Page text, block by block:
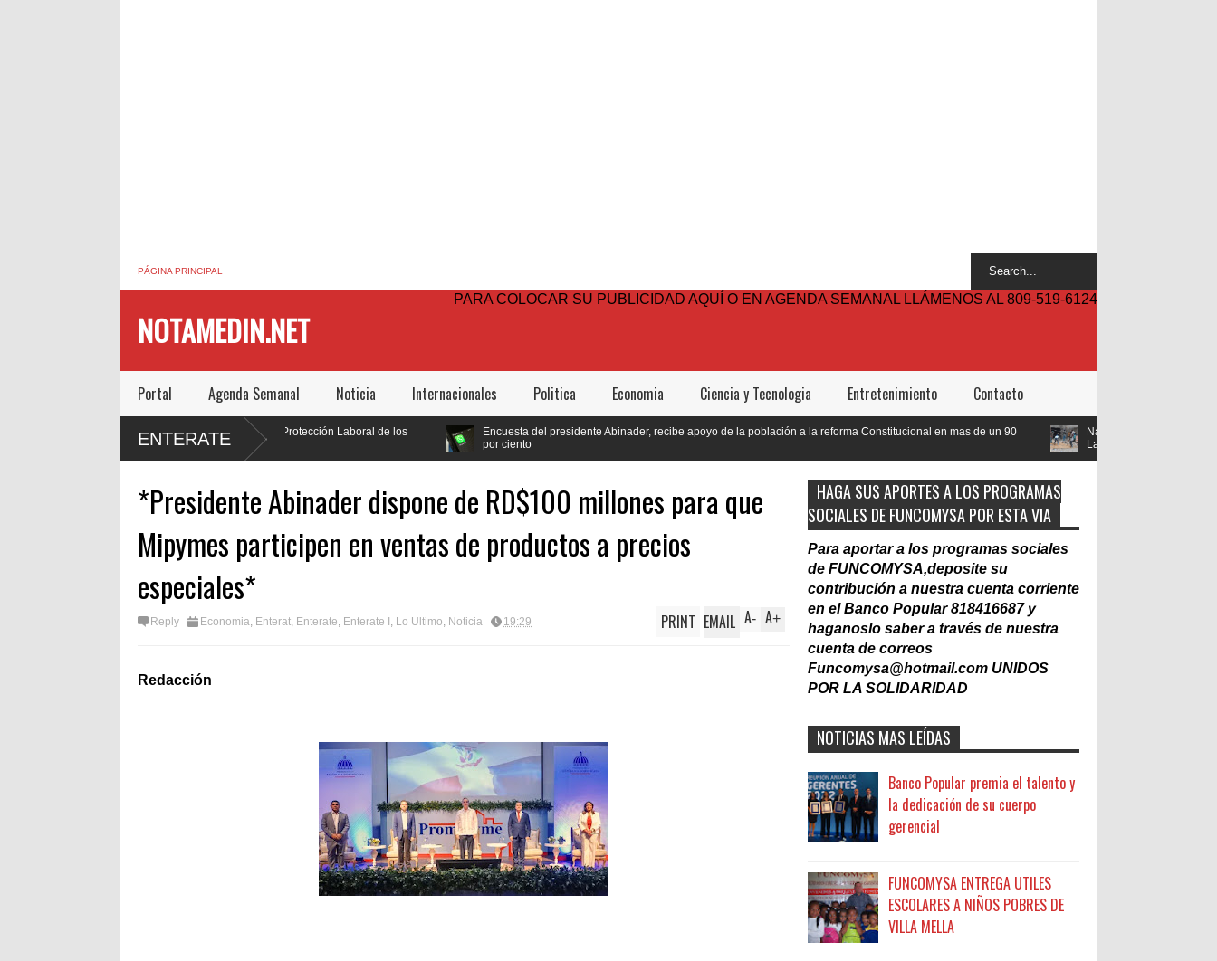
PÁGINA PRINCIPAL
NOTAMEDIN.NET
PARA COLOCAR SU PUBLICIDAD AQUÍ O EN AGENDA SEMANAL LLÁMENOS AL 809-519-6124
Portal Agenda Semanal Noticia Internacionales Politica Economia Ciencia y Tecnologia Entretenimiento Contacto
ENTERATE
justicia al promulgar Ley de Protección Laboral de los
Encuesta del presidente Abinader, recibe apoyo de la población a la reforma Constitucional en mas de un 90
Nacionalización del Trabajo, un Muro
*Presidente Abinader dispone de RD$100 millones para que
Mipymes participen en ventas de productos a precios
especiales*
Reply Economia, Enterat, Enterate, Enterate I , Lo Ultimo, Noticia 19:29 A+
A-
PRINT EMAIL
Redacción
HAGA SUS APORTES A LOS PROGRAMAS
SOCIALES DE FUNCOMYSA POR ESTA VIA
Para aportar a los programas sociales
de FUNCOMYSA,deposite su
contribución a nuestra cuenta corriente
en el Banco Popular 818416687 y
haganoslo saber a través de nuestra
cuenta de correos
Funcomysa@hotmail.com UNIDOS
POR LA SOLIDARIDAD
NOTICIAS MAS LEÍDAS
Banco Popular premia el talento y
la dedicación de su cuerpo
gerencial
FUNCOMYSA ENTREGA UTILES
ESCOLARES A NIÑOS POBRES DE
VILLA MELLA